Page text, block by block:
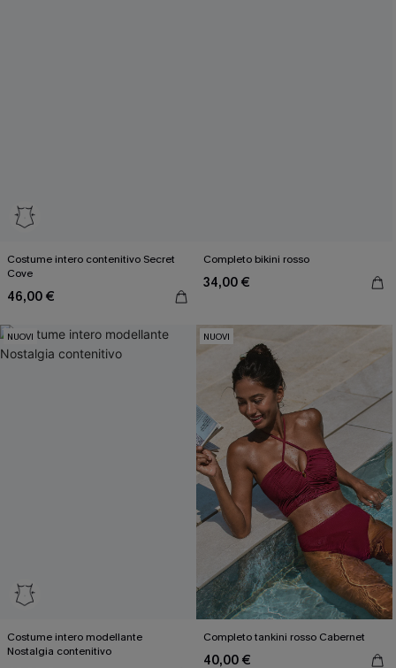
Costume intero contenitivo Secret
Cove
46,00 €
Completo bikini rosso
34,00 €
NUOVI
Costume intero modellante
Nostalgia contenitivo
NUOVI
Completo tankini rosso Cabernet
40,00 €